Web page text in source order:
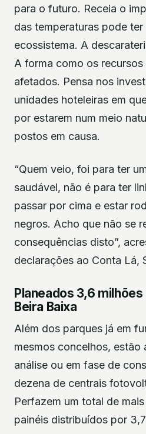
para o futuro. Receia o
das temperaturas pode ter
ecossistema. A
A forma como os recursos
afetados. Pensa nos
unidades hoteleiras em
por estarem num meio
postos em causa.
“Quem veio, foi para ter
saudável, não é para ter
passar por cima e estar
negros. Acho que não se
consequências disto”,
declarações ao Conta Lá,
Planeados 3,6 milhões
Beira Baixa
Além dos parques já em
mesmos concelhos, estão
análise ou em fase de
dezena de centrais
Perfazem um total de
painéis distribuídos por